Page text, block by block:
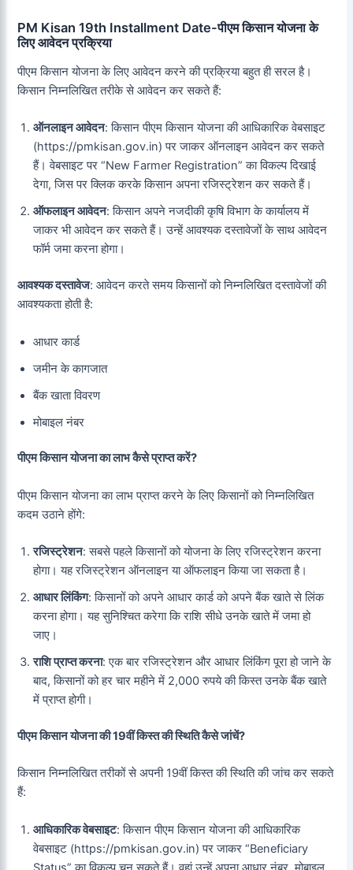
PM Kisan 19th Installment Date-पीएम किसान योजना के
लिए आवेदन प्रक्रिया
पीएम किसान योजना के लिए आवेदन करने की प्रक्रिया बहुत ही सरल है।
किसान निम्नलिखित तरीके से आवेदन कर सकते हैं:
ऑनलाइन आवेदन: किसान पीएम किसान योजना की आधिकारिक वेबसाइट
(https://pmkisan.gov.in) पर जाकर ऑनलाइन आवेदन कर सकते
हैं। वेबसाइट पर “New Farmer Registration” का विकल्प दिखाई
देगा, जिस पर क्लिक करके किसान अपना रजिस्ट्रेशन कर सकते हैं।
ऑफलाइन आवेदन: किसान अपने नजदीकी कृषि विभाग के कार्यालय में
जाकर भी आवेदन कर सकते हैं। उन्हें आवश्यक दस्तावेजों के साथ आवेदन
फॉर्म जमा करना होगा।
आवश्यक दस्तावेज: आवेदन करते समय किसानों को निम्नलिखित दस्तावेजों की
आवश्यकता होती है:
आधार कार्ड
जमीन के कागजात
बैंक खाता विवरण
मोबाइल नंबर
पीएम किसान योजना का लाभ कैसे प्राप्त करें?
पीएम किसान योजना का लाभ प्राप्त करने के लिए किसानों को निम्नलिखित
कदम उठाने होंगे:
रजिस्ट्रेशन: सबसे पहले किसानों को योजना के लिए रजिस्ट्रेशन करना
होगा। यह रजिस्ट्रेशन ऑनलाइन या ऑफलाइन किया जा सकता है।
आधार लिंकिंग: किसानों को अपने आधार कार्ड को अपने बैंक खाते से लिंक
करना होगा। यह सुनिश्चित करेगा कि राशि सीधे उनके खाते में जमा हो
जाए।
राशि प्राप्त करना: एक बार रजिस्ट्रेशन और आधार लिंकिंग पूरा हो जाने के
बाद, किसानों को हर चार महीने में 2,000 रुपये की किस्त उनके बैंक खाते
में प्राप्त होगी।
पीएम किसान योजना की 19वीं किस्त की स्थिति कैसे जांचें?
किसान निम्नलिखित तरीकों से अपनी 19वीं किस्त की स्थिति की जांच कर सकते
हैं:
आधिकारिक वेबसाइट: किसान पीएम किसान योजना की आधिकारिक
वेबसाइट (https://pmkisan.gov.in) पर जाकर “Beneficiary